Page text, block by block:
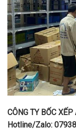
CÔNG TY BỐC
Hotline/Zalo: